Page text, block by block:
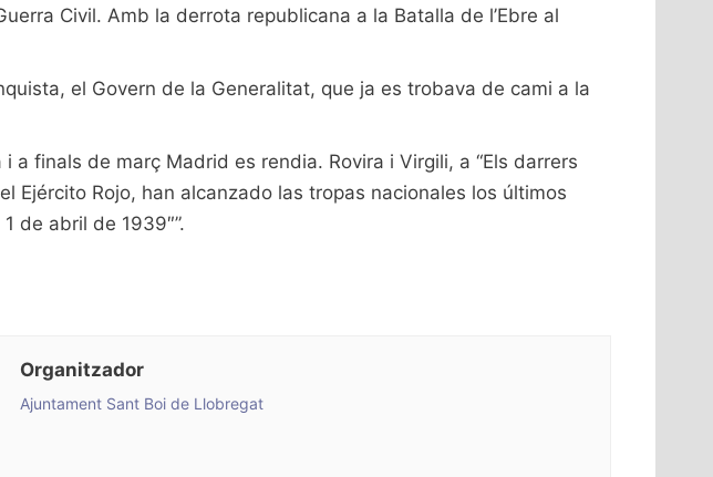
Civil. Amb la derrota republicana a la Batalla de l’Ebre al
el Govern de la Generalitat, que ja es trobava de cami a la
finals de març Madrid es rendia. Rovira i Virgili, a “Els darrers
Ejército Rojo, han alcanzado las tropas nacionales los últimos
de abril de 1939″”.
Organitzador
Ajuntament Sant Boi de Llobregat